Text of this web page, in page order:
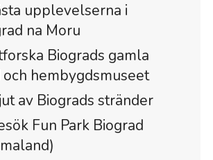
upplevelserna i
na Moru
Biograds gamla
och hembygdsmuseet
av Biograds stränder
Fun Park Biograd